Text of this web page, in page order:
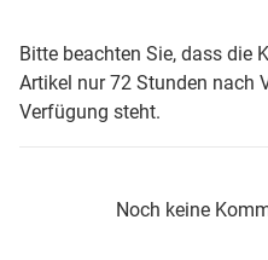
Bitte beachten Sie, dass die
Artikel nur 72 Stunden nach
Verfügung steht.
Noch keine